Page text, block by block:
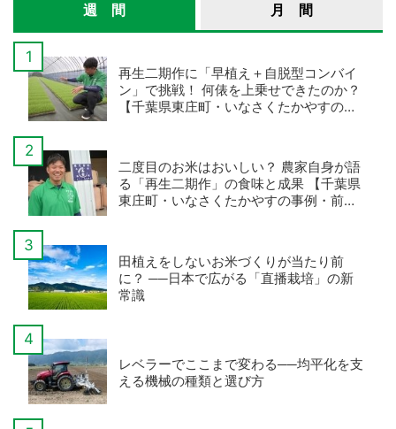
週 間 月 間
再生二期作に「早植え＋自脱型コンバイ
ン」で挑戦！ 何俵を上乗せできたのか？
【千葉県東庄町・いなさくたかやすの事
二度目のお米はおいしい？ 農家自身が語
る「再生二期作」の食味と成果 【千葉県
東庄町・いなさくたかやすの事例・前
田植えをしないお米づくりが当たり前
に？ ──日本で広がる「直播栽培」の新
常識
レベラーでここまで変わる──均平化を支
える機械の種類と選び方